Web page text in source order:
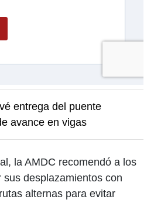
entrega del puente
avance en vigas
la AMDC recomendó a los
desplazamientos con
alternas para evitar